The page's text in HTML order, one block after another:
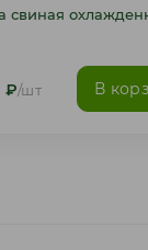
свиная
₽/шт В